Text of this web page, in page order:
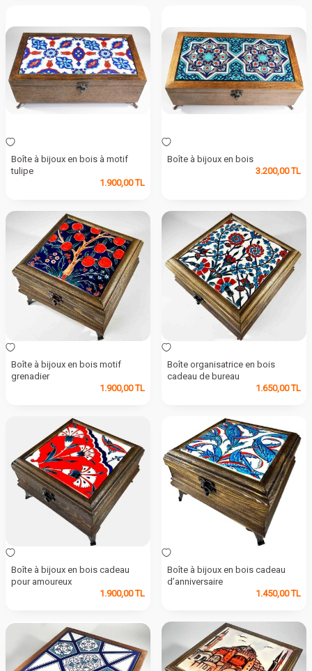
Boîte à bijoux en bois à motif
tulipe
1.900,00TL
Boîte à bijoux en bois
3.200,00TL
Boîte à bijoux en bois motif
grenadier
1.900,00TL
Boîte organisatrice en bois
cadeau de bureau
1.650,00TL
Boîte à bijoux en bois cadeau
pour amoureux
1.900,00TL
Boîte à bijoux en bois cadeau
d’anniversaire
1.450,00TL